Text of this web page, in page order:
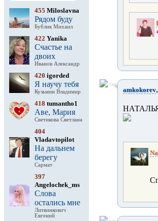
455 Miloslavna
Рядом буду
Бублик Михаил
422 Yanika
Счастье на
двоих
Иванов Александр
420 igorded
Я научу тебя
Кузьмин Владимир
418 tumantho1
Аве, Мария
Светикова Светлана
404
Vladavtopilot
На дальнем
берегу
Сармат
397
Angelochek_ms
Слова
остались мне
Литвинкович
Евгений
amkokorev,